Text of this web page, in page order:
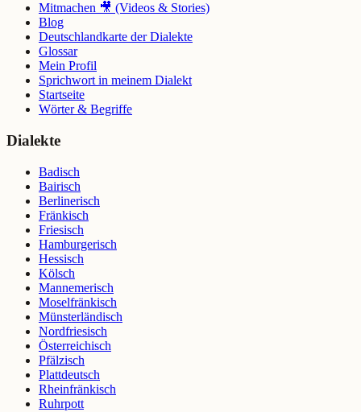
Mitmachen 🎥 (Videos & Stories)
Blog
Deutschlandkarte der Dialekte
Glossar
Mein Profil
Sprichwort in meinem Dialekt
Startseite
Wörter & Begriffe
Dialekte
Badisch
Bairisch
Berlinerisch
Fränkisch
Friesisch
Hamburgerisch
Hessisch
Kölsch
Mannemerisch
Moselfränkisch
Münsterländisch
Nordfriesisch
Österreichisch
Pfälzisch
Plattdeutsch
Rheinfränkisch
Ruhrpott